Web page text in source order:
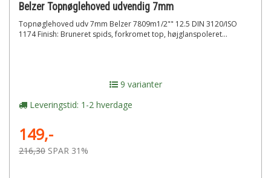
Belzer Topnøglehoved udvendig 7mm
Topnøglehoved udv 7mm Belzer 7809m1/2"" 12.5 DIN 3120/ISO
1174 Finish: Bruneret spids, forkromet top, højglanspoleret...
9 varianter
Leveringstid: 1-2 hverdage
149,-
216,30 SPAR 31%